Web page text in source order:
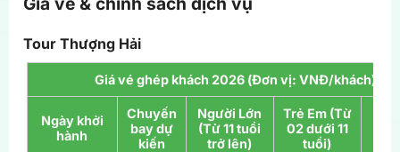
Tour Thượng Hải
Giá vé ghép khách 2026 (Đơn vị: VNĐ/khách)
Ngày khởi
hành
Chuyến
bay dự
kiến
Người Lớn
(Từ 11 tuổi
trở lên)
Trẻ Em (Từ
02 dưới 11
tuổi)